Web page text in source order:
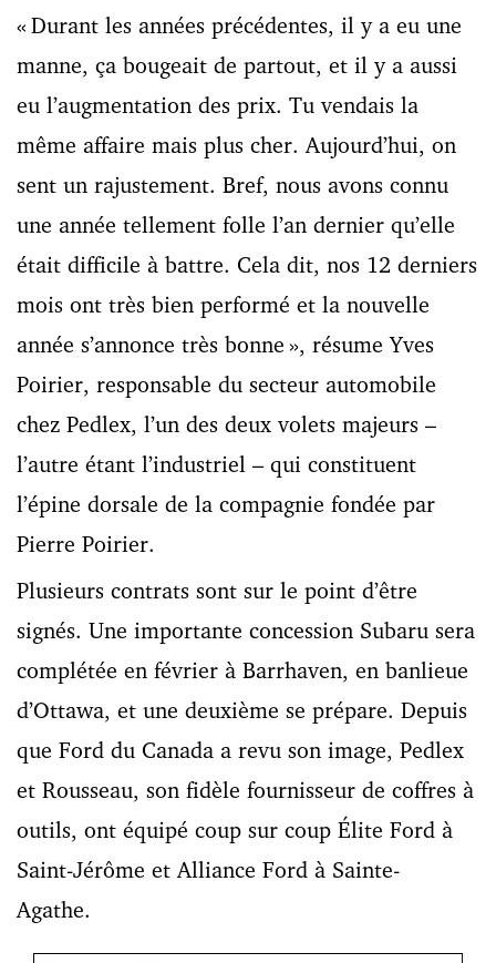
« Durant les années précédentes, il y a eu une
manne, ça bougeait de partout, et il y a aussi
eu l’augmentation des prix. Tu vendais la
même affaire mais plus cher. Aujourd’hui, on
sent un rajustement. Bref, nous avons connu
une année tellement folle l’an dernier qu’elle
était difficile à battre. Cela dit, nos 12 derniers
mois ont très bien performé et la nouvelle
année s’annonce très bonne », résume Yves
Poirier, responsable du secteur automobile
chez Pedlex, l’un des deux volets majeurs –
l’autre étant l’industriel – qui constituent
l’épine dorsale de la compagnie fondée par
Pierre Poirier.
Plusieurs contrats sont sur le point d’être
signés. Une importante concession Subaru sera
complétée en février à Barrhaven, en banlieue
d’Ottawa, et une deuxième se prépare. Depuis
que Ford du Canada a revu son image, Pedlex
et Rousseau, son fidèle fournisseur de coffres à
outils, ont équipé coup sur coup Élite Ford à
Saint-Jérôme et Alliance Ford à Sainte-
Agathe.